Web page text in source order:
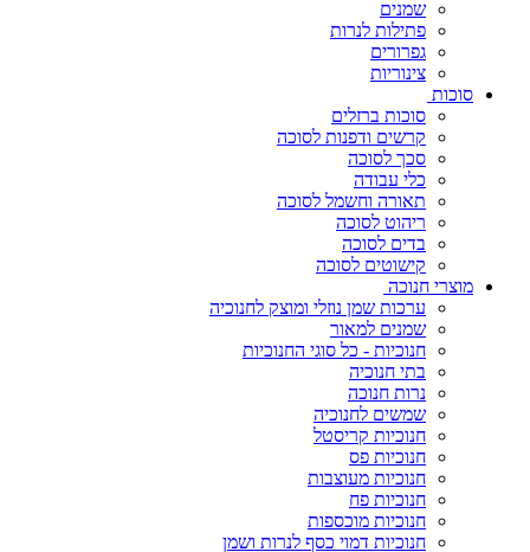
שמנים
פתילות לנרות
גפרורים
צינוריות
סוכות
סוכות ברזלים
קרשים ודפנות לסוכה
סכך לסוכה
כלי עבודה
תאורה וחשמל לסוכה
ריהוט לסוכה
בדים לסוכה
קישוטים לסוכה
מוצרי חנוכה
ערכות שמן נוזלי ומוצק לחנוכיה
שמנים למאור
חנוכיות - כל סוגי החנוכיות
בתי חנוכיה
נרות חנוכה
שמשים לחנוכיה
חנוכיות קריסטל
חנוכיות פס
חנוכיות מעוצבות
חנוכיות פח
חנוכיות מוכספות
חנוכיות דמוי כסף לנרות ושמן